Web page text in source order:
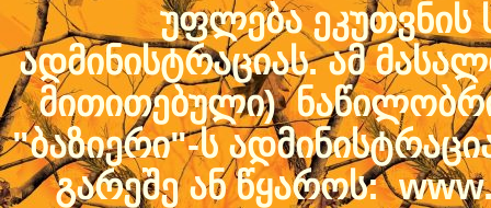
უფლება ეკუთვნის
ადმინისტრაციას. ამ
მითითებული)
"ბაზიერი"-ს
გარეშე ან წყაროს: